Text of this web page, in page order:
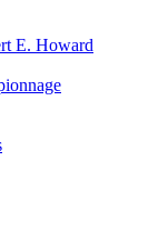
E. Howard